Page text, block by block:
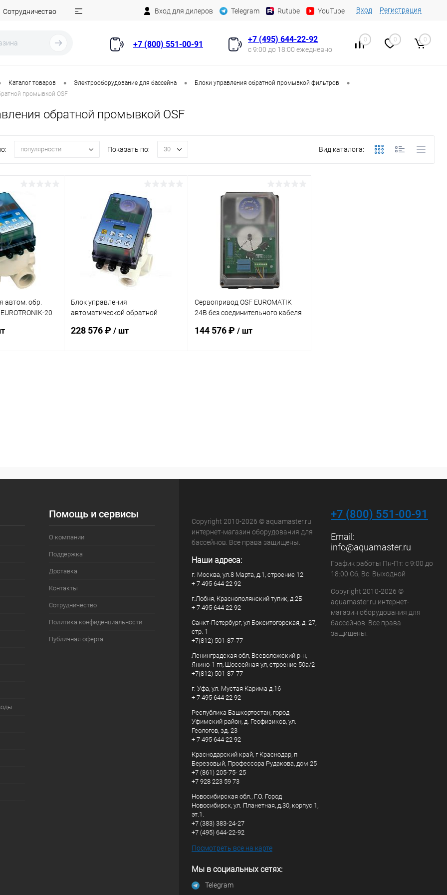
Сотрудничество Вход для дилеров Telegram Rutube YouTube Вход Регистрация
+7 (800) 551-00-91
+7 (495) 644-22-92
с 9:00 до 18:00 ежедневно
0 0 0
Каталог товаров • Электрооборудование для бассейна • Блоки управления обратной промывкой фильтров •
промывкой OSF
обратной промывкой OSF
популярности Показать по: 30 Вид каталога:
автом. обр.
20
Блок управления
автоматической обратной
(310.488.2201)
228 576 ₽ / шт
Сервопривод OSF EUROMATIK
24В без соединительного кабеля
144 576 ₽ / шт
Помощь и сервисы
О компании
Поддержка
Доставка
Контакты
Сотрудничество
Политика конфиденциальности
Публичная оферта
Copyright 2010-2026 © aquamaster.ru
интернет-магазин оборудования для
бассейнов. Все права защищены.
Наши адреса:
г. Москва, ул.8 Марта, д.1, строение 12
+ 7 495 644 22 92
г.Лобня, Краснополянский тупик, д.2Б
+ 7 495 644 22 92
Санкт-Петербург, ул Бокситогорская, д. 27,
стр. 1
+7(812) 501-87-77
Ленинградская обл, Всеволожский р-н,
Янино-1 гп, Шоссейная ул, строение 50а/2
+7(812) 501-87-77
г. Уфа, ул. Мустая Карима д.16
+ 7 495 644 22 92
Республика Башкортостан, город
Уфимский район, д. Геофизиков, ул.
Геологов, зд. 23
+ 7 495 644 22 92
Краснодарский край, г Краснодар, п
Березовый, Профессора Рудакова, дом 25
+7 (861) 205-75- 25
+7 928 223 59 73
Новосибирская обл., Г.О. Город
Новосибирск, ул. Планетная, д.30, корпус 1,
эт.1.
+7 (383) 383-24-27
+7 (495) 644-22-92
Посмотреть все на карте
Мы в социальных сетях:
Telegram
+7 (800) 551-00-91
Email:
info@aquamaster.ru
График работы Пн-Пт: с 9:00 до
18:00 Сб, Вс: Выходной
Copyright 2010-2026 ©
aquamaster.ru интернет-
магазин оборудования для
бассейнов. Все права
защищены.